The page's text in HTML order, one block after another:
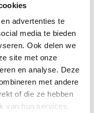
advertenties te
media te bieden
Ook delen we
site met onze
en analyse. Deze
met andere
of die ze hebben
van hun services.
productie. Max. 100 tekens.